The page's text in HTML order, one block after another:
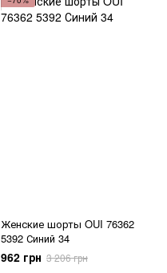
Женские шорты OUI 76362
5392 Синий 34
962 грн 3 206 грн